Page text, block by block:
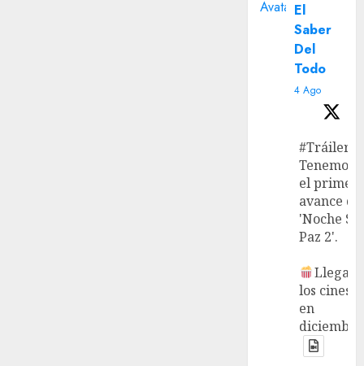
Avatar El
Saber
Del
Todo
4 Ago
#Tráiler
Tenemos
el primer
avance de
'Noche
Paz 2'.
Llega a
los cines
en